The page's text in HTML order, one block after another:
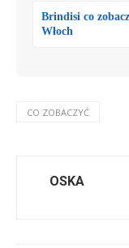
Brindisi co
Włoch
CO ZOBACZYĆ
OSKA